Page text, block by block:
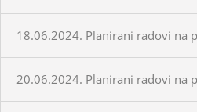
18.06.2024. Planirani radovi na
20.06.2024. Planirani radovi na